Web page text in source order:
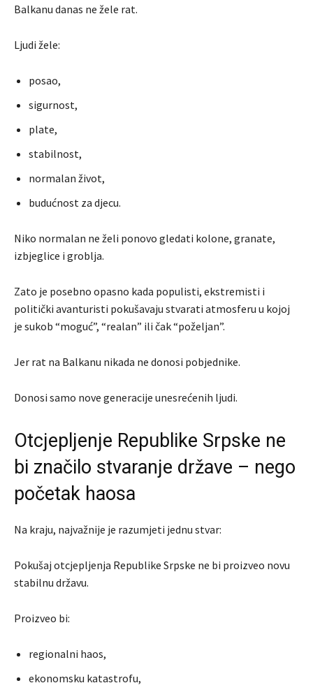
Balkanu danas ne žele rat.
Ljudi žele:
posao,
sigurnost,
plate,
stabilnost,
normalan život,
budućnost za djecu.
Niko normalan ne želi ponovo gledati kolone, granate,
izbjeglice i groblja.
Zato je posebno opasno kada populisti, ekstremisti i
politički avanturisti pokušavaju stvarati atmosferu u kojoj
je sukob “moguć”, “realan” ili čak “poželjan”.
Jer rat na Balkanu nikada ne donosi pobjednike.
Donosi samo nove generacije unesrećenih ljudi.
Otcjepljenje Republike Srpske ne
bi značilo stvaranje države – nego
početak haosa
Na kraju, najvažnije je razumjeti jednu stvar:
Pokušaj otcjepljenja Republike Srpske ne bi proizveo novu
stabilnu državu.
Proizveo bi:
regionalni haos,
ekonomsku katastrofu,